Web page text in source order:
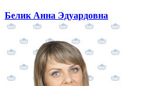
Белик Анна Эдуардовна